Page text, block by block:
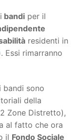
bandi per il
residenti in
Essi rimarranno
bandi sono
della
Zone Distretto),
al fatto che ora
il Fondo Sociale